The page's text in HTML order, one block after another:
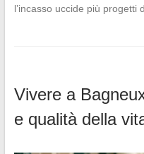
l’incasso uccide più progetti
Vivere a
e qualità della